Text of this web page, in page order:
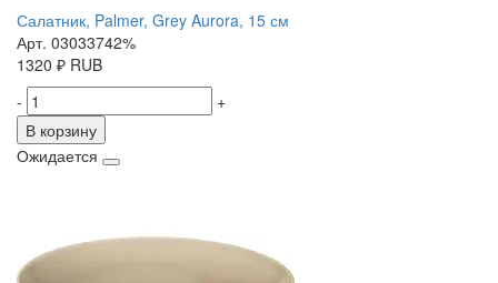
Салатник, Palmer, Grey Aurora, 15 см
Арт. 03033742%
1320 ₽ RUB
-
+
В корзину
Ожидается